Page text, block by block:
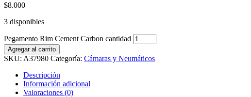
$8.000
3 disponibles
Pegamento Rim Cement Carbon cantidad
Agregar al carrito
SKU: A37980 Categoría: Cámaras y Neumáticos
Descripción
Información adicional
Valoraciones (0)